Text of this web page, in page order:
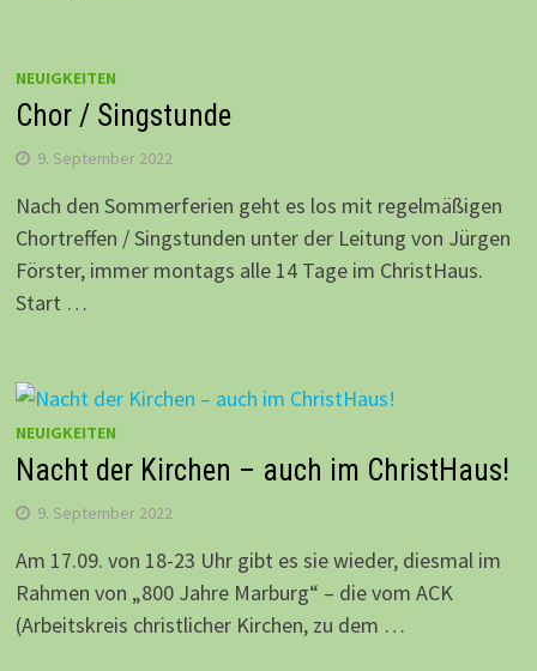
NEUIGKEITEN
Chor / Singstunde
9. September 2022
Nach den Sommerferien geht es los mit regelmäßigen
Chortreffen / Singstunden unter der Leitung von Jürgen
Förster, immer montags alle 14 Tage im ChristHaus.
Start …
NEUIGKEITEN
Nacht der Kirchen – auch im ChristHaus!
9. September 2022
Am 17.09. von 18-23 Uhr gibt es sie wieder, diesmal im
Rahmen von „800 Jahre Marburg“ – die vom ACK
(Arbeitskreis christlicher Kirchen, zu dem …